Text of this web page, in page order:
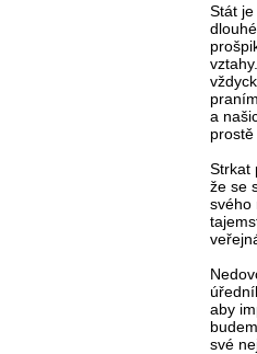
Stát
a
Strkat
že se
svého
aby
své